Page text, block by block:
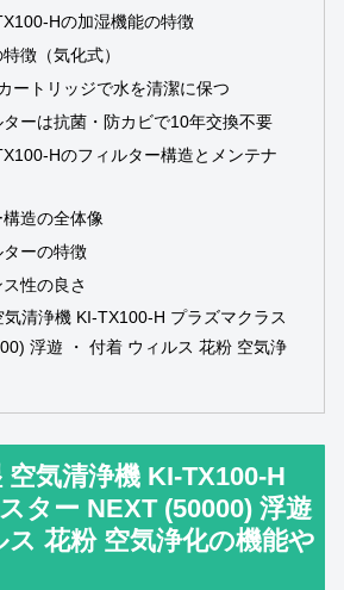
Hの加湿機能の特徴
徴（気化式）
ートリッジで水を清潔に保つ
ーは抗菌・防カビで10年交換不要
Hのフィルター構造とメンテナ
造の全体像
ーの特徴
性の良さ
清浄機 KI-TX100-H プラズマクラス
浮遊 ・ 付着 ウィルス 花粉 空気浄
気清浄機 KI-TX100-H
ター NEXT (50000) 浮遊
ス 花粉 空気浄化の機能や